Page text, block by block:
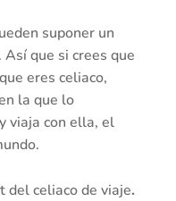
suponer un
que si crees que
eres celiaco,
la que lo
viaja con ella, el
del celiaco de viaje.